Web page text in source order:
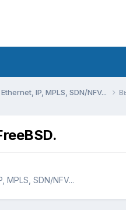
IP, MPLS, SDN/NFV...
SDN/NFV...